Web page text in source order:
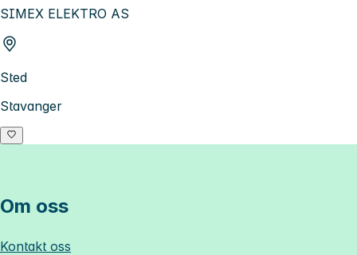
SIMEX ELEKTRO AS
Sted
Stavanger
Om oss
Kontakt oss